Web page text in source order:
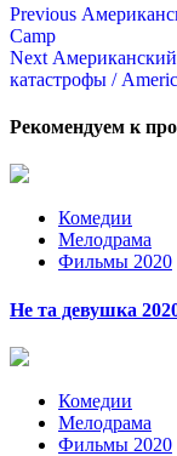
Continue
Reading
Previous
Camp
Next
катастрофы /
Рекомендуем к
Комедии
Мелодрама
Фильмы 2020
Не та девушка
Комедии
Мелодрама
Фильмы 2020